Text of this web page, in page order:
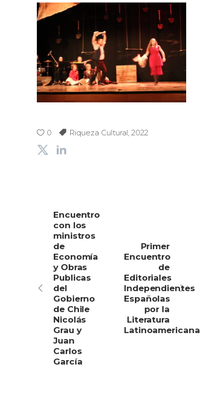
0 Riqueza Cultural, 2022
Encuentro
con los
ministros
de
Economía
y Obras
Publicas
del
Gobierno
de Chile
Nicolás
Grau y
Juan
Carlos
García
Primer
Encuentro
de
Editoriales
Independientes
Españolas
por la
Literatura
Latinoamericana